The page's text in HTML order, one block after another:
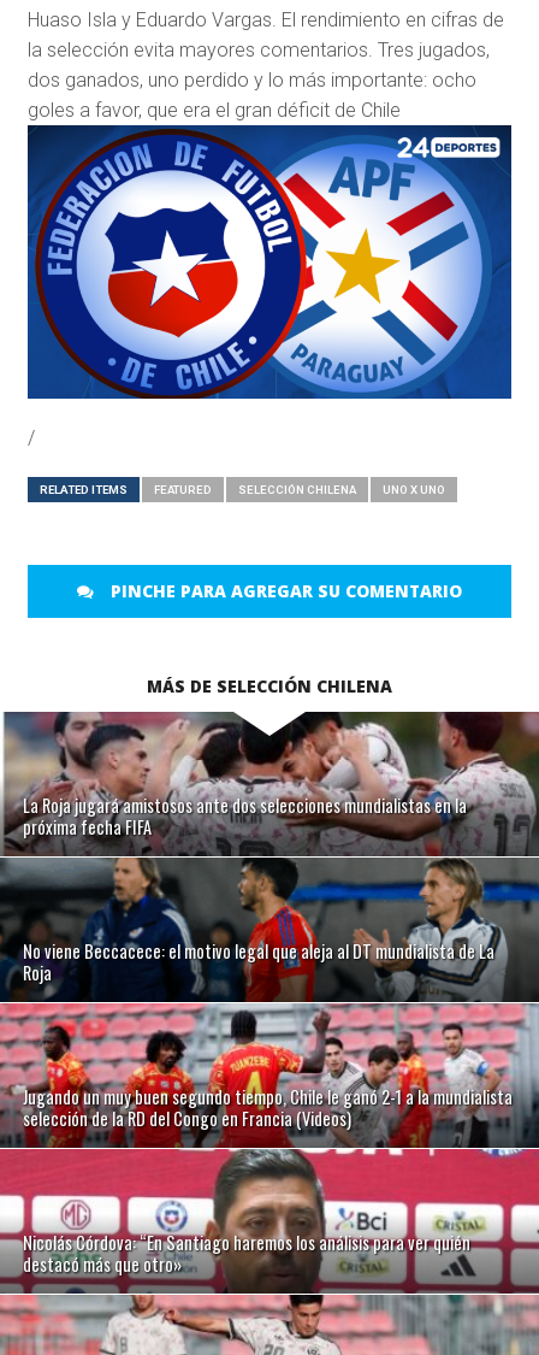
Huaso Isla y Eduardo Vargas. El rendimiento en cifras de
la selección evita mayores comentarios. Tres jugados,
dos ganados, uno perdido y lo más importante: ocho
goles a favor, que era el gran déficit de Chile
/
RELATED ITEMS FEATURED SELECCIÓN CHILENA UNO X UNO
PINCHE PARA AGREGAR SU COMENTARIO
MÁS DE SELECCIÓN CHILENA
La Roja jugará amistosos ante dos selecciones mundialistas en la
próxima fecha FIFA
No viene Beccacece: el motivo legal que aleja al DT mundialista de La
Roja
Jugando un muy buen segundo tiempo, Chile le ganó 2-1 a la mundialista
selección de la RD del Congo en Francia (Videos)
Nicolás Córdova: “En Santiago haremos los análisis para ver quién
destacó más que otro»